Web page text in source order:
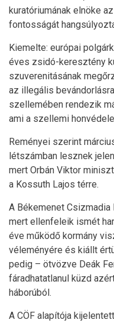
kuratóriumának elnöke
fontosságát
Kiemelte: európai
éves zsidó-keresztény
szuverenitásának
az illegális
szellemében rendezik
ami a szellemi
Reményei szerint
létszámban lesznek
mert Orbán Viktor
a Kossuth Lajos térre.
A Békemenet
mert ellenfeleik ismét
éve működő kormány
véleményére és kiállt
pedig – ötvözve Deák
fáradhatatlanul küzd
háborúból.
A CÖF alapítója